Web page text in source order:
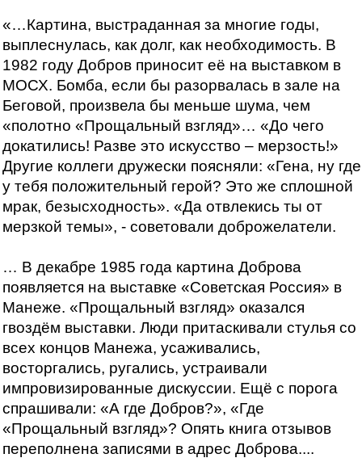
«…Картина, выстраданная за многие годы,
выплеснулась, как долг, как необходимость. В
1982 году Добров приносит её на выставком в
МОСХ. Бомба, если бы разорвалась в зале на
Беговой, произвела бы меньше шума, чем
«полотно «Прощальный взгляд»… «До чего
докатились! Разве это искусство – мерзость!»
Другие коллеги дружески поясняли: «Гена, ну где
у тебя положительный герой? Это же сплошной
мрак, безысходность». «Да отвлекись ты от
мерзкой темы», - советовали доброжелатели.
… В декабре 1985 года картина Доброва
появляется на выставке «Советская Россия» в
Манеже. «Прощальный взгляд» оказался
гвоздём выставки. Люди притаскивали стулья со
всех концов Манежа, усаживались,
восторгались, ругались, устраивали
импровизированные дискуссии. Ещё с порога
спрашивали: «А где Добров?», «Где
«Прощальный взгляд»? Опять книга отзывов
переполнена записями в адрес Доброва....